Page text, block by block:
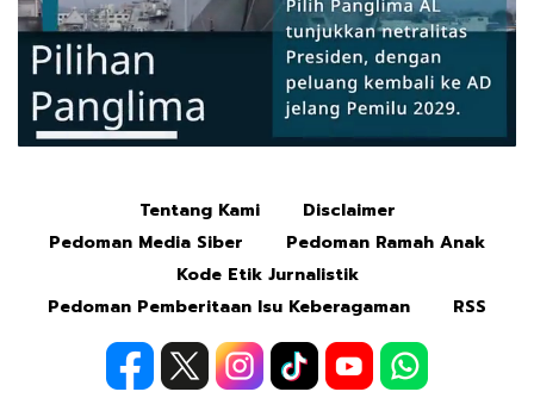
Tentang Kami
Disclaimer
Pedoman Media Siber
Pedoman Ramah Anak
Kode Etik Jurnalistik
Pedoman Pemberitaan Isu Keberagaman
RSS